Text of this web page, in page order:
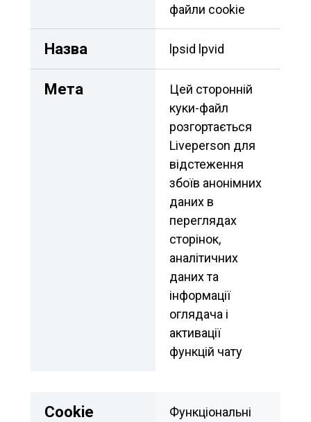
файли cookie
Назва lpsid lpvid
Мета
Цей сторонній
куки-файл
розгортається
Liveperson для
відстеження
збоїв анонімних
даних в
переглядах
сторінок,
аналітичних
даних та
інформації
оглядача і
активації
функцій чату
Сookie Функціональні